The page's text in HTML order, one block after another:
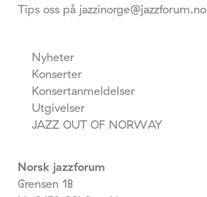
Tips oss på jazzinorge@jazzforum.no
Nyheter
Konserter
Konsertanmeldelser
Utgivelser
JAZZ OUT OF NORWAY
Norsk jazzforum
Grensen 18